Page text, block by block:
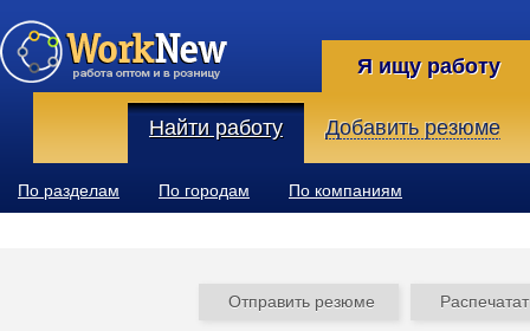
Я ищу работу
Найти работу Добавить резюме
По разделам По городам По компаниям
Отправить резюме